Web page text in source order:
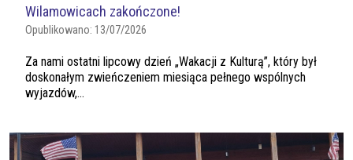
Wilamowicach zakończone!
Opublikowano: 13/07/2026
Za nami ostatni lipcowy dzień „Wakacji z Kulturą”, który był
doskonałym zwieńczeniem miesiąca pełnego wspólnych
wyjazdów,...